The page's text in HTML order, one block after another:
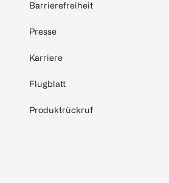
Barrierefreiheit
Presse
Karriere
Flugblatt
Produktrückruf